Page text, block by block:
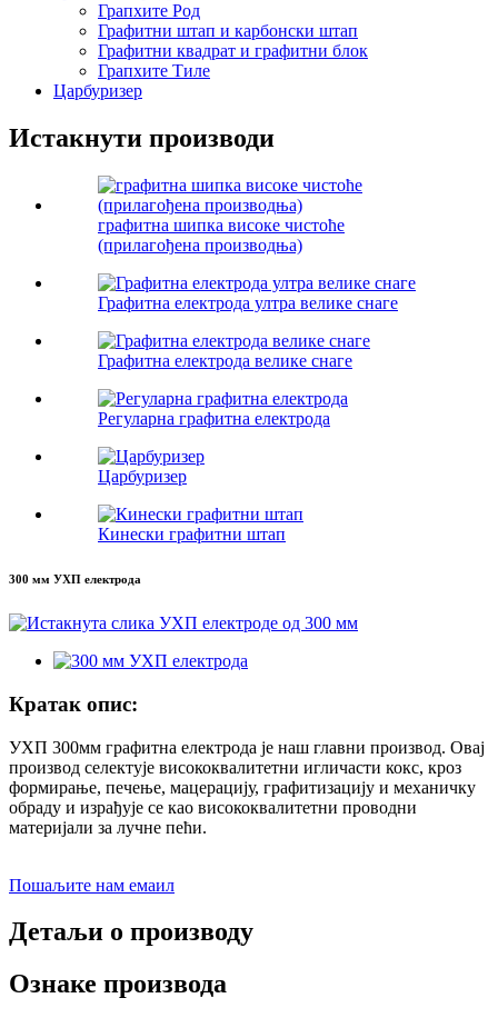
Грапхите Род
Графитни штап и карбонски штап
Графитни квадрат и графитни блок
Грапхите Тиле
Царбуризер
Истакнути производи
графитна шипка високе чистоће
(прилагођена производња)
Графитна електрода ултра велике снаге
Графитна електрода велике снаге
Регуларна графитна електрода
Царбуризер
Кинески графитни штап
300 мм УХП електрода
Кратак опис:
УХП 300мм графитна електрода је наш главни производ. Овај
производ селектује висококвалитетни игличасти кокс, кроз
формирање, печење, мацерацију, графитизацију и механичку
обраду и израђује се као висококвалитетни проводни
материјали за лучне пећи.
Пошаљите нам емаил
Детаљи о производу
Ознаке производа